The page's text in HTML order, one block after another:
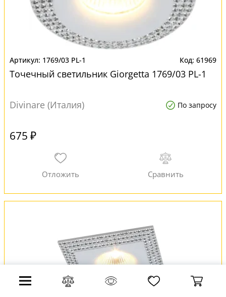
1769/03 PL-1 61969
Точечный светильник Giorgetta 1769/03 PL-1
Divinare (Италия) По запросу
675 ₽